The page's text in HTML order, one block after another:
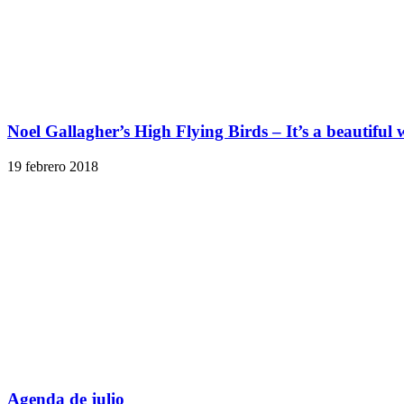
Noel Gallagher’s High Flying Birds – It’s a beautiful
19 febrero 2018
Agenda de julio